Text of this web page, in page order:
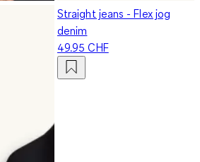
Straight jeans - Flex jog
denim
49.95 CHF